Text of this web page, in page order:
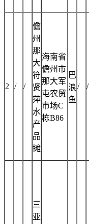
2 / /
儋
州
那
大
符
贤
萍
水
产
品
摊
海南省
儋州市
那大军
屯农贸
市场C
栋B86
巴
浪
鱼
/ /
三
亚